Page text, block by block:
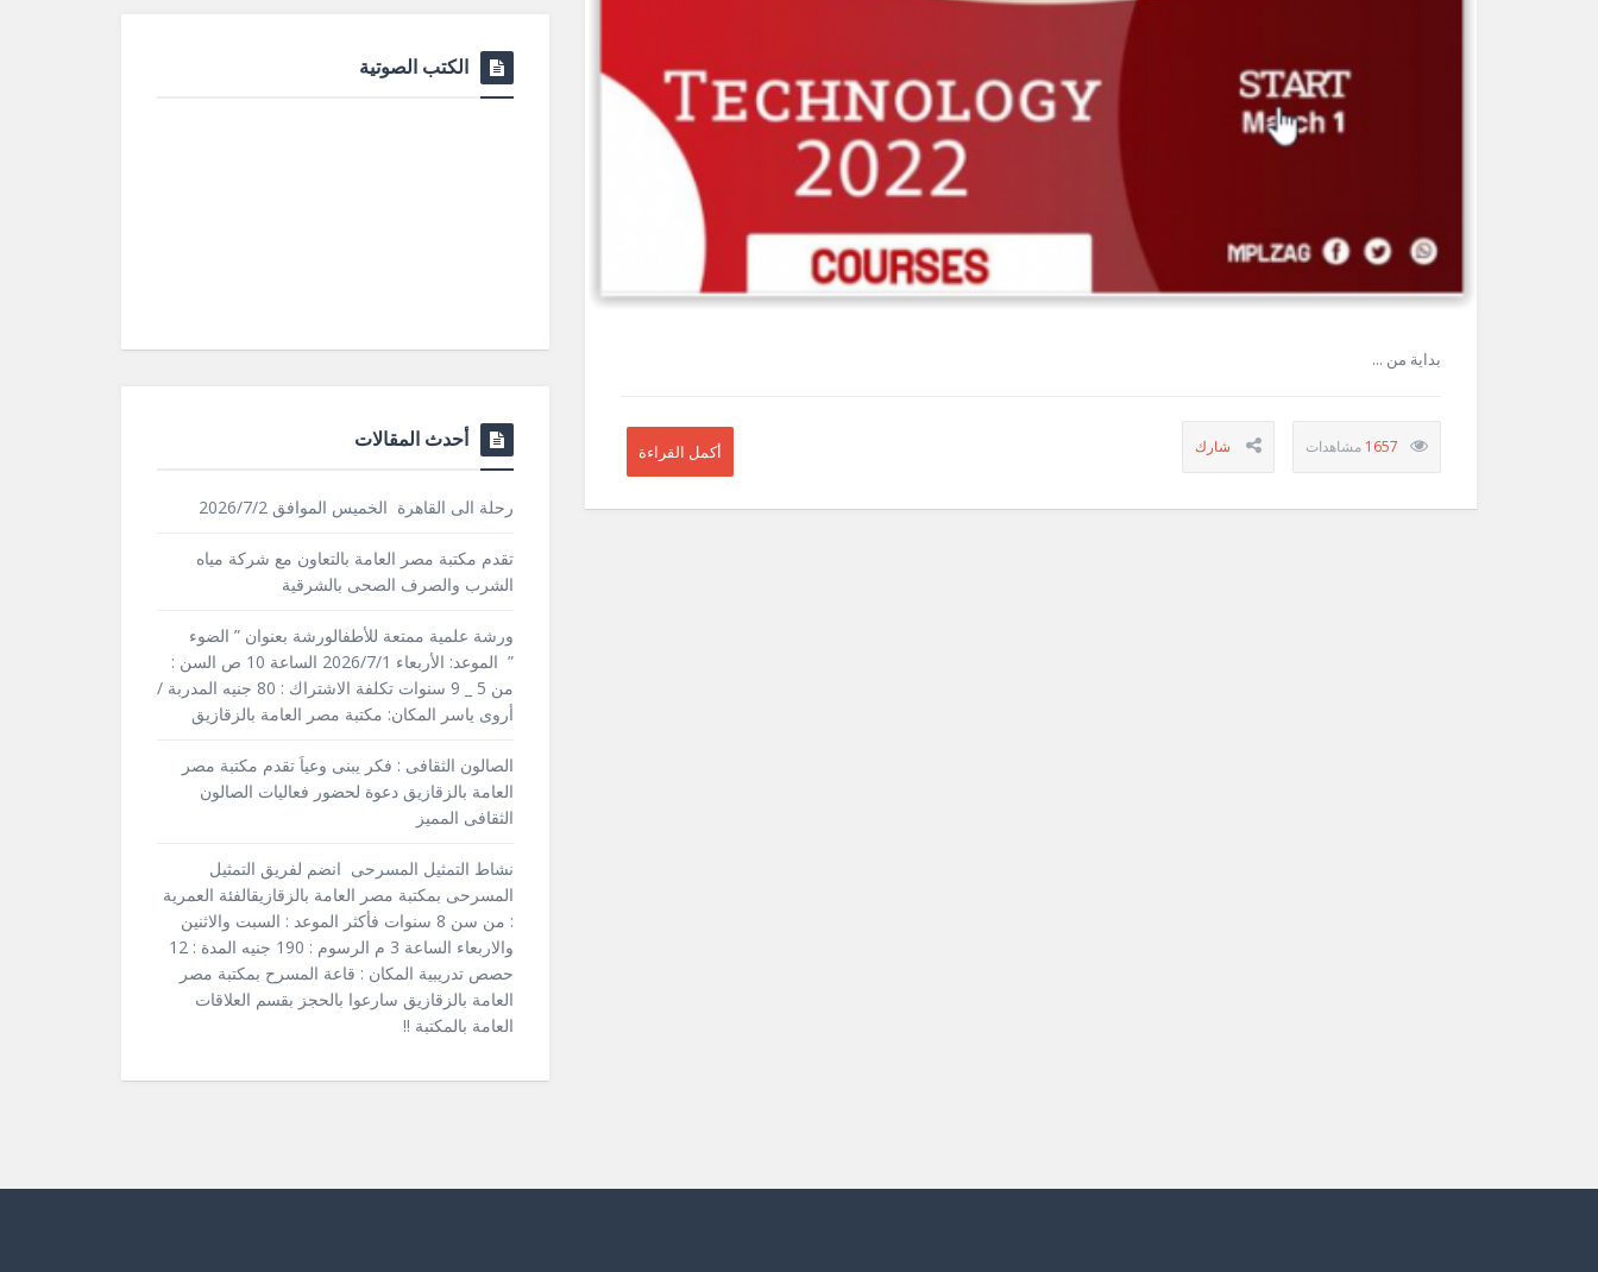
بداية من ...
1657
الكتب الصوتية
أحدث المقالات
رحلة الى القاهرة الخميس الموافق 2026/7/2
تقدم مكتبة مصر العامة بالتعاون مع شركة مياه
الشرب والصرف الصحى بالشرقية
ورشة علمية ممتعة للأطفالورشة بعنوان ” الضوء
” الموعد: الأربعاء 2026/7/1 الساعة 10 ص السن :
من 5 _ 9 سنوات تكلفة الاشتراك : 80 جنيه المدربة /
أروى ياسر المكان: مكتبة مصر العامة بالزقازيق
الصالون الثقافى : فكر يبنى وعياَ تقدم مكتبة مصر
العامة بالزقازيق دعوة لحضور فعاليات الصالون
الثقافى المميز
نشاط التمثيل المسرحى انضم لفريق التمثيل
المسرحى بمكتبة مصر العامة بالزقازيقالفئة العمرية
: من سن 8 سنوات فأكثر الموعد : السبت والاثنين
والاربعاء الساعة 3 م الرسوم : 190 جنيه المدة : 12
حصص تدريبية المكان : قاعة المسرح بمكتبة مصر
العامة بالزقازيق سارعوا بالحجز بقسم العلاقات
العامة بالمكتبة !!